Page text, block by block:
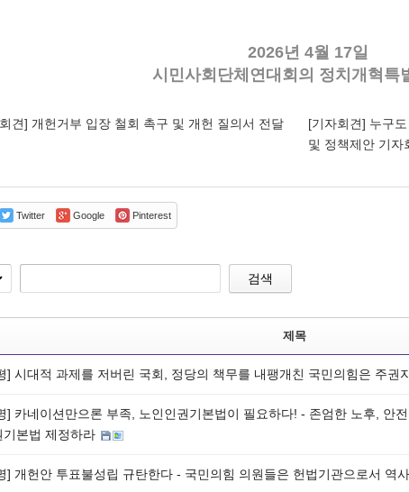
2026년 4월 17일
시민사회단체연대회의 정치개혁특
견] 개헌거부 입장 철회 촉구 및 개헌 질의서 전달
[기자회견] 누구
및 정책제안 기자
Twitter Google Pinterest
검색
제목
] 시대적 과제를 저버린 국회, 정당의 책무를 내팽개친 국민의힘은 주권
] 카네이션만으론 부족, 노인인권기본법이 필요하다! - 존엄한 노후, 안
기본법 제정하라
] 개헌안 투표불성립 규탄한다 - 국민의힘 의원들은 헌법기관으로서 역